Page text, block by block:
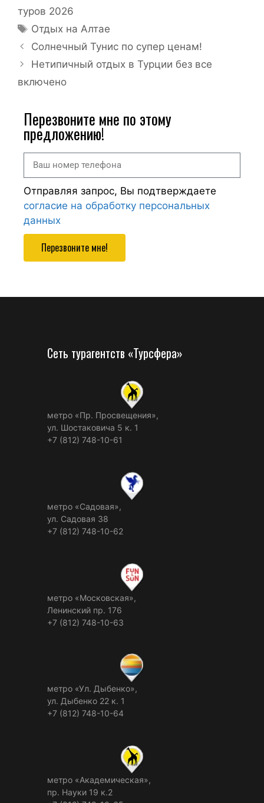
туров 2026
Отдых на Алтае
Солнечный Тунис по супер ценам!
Нетипичный отдых в Турции без все
включено
Перезвоните мне по этому
предложению!
Отправляя запрос, Вы подтверждаете
согласие на обработку персональных
данных
Перезвоните мне!
Сеть турагентств «Турсфера»
метро «Пр. Просвещения»,
ул. Шостаковича 5 к. 1
+7 (812) 748-10-61
метро «Садовая»,
ул. Садовая 38
+7 (812) 748-10-62
метро «Московская»,
Ленинский пр. 176
+7 (812) 748-10-63
метро «Ул. Дыбенко»,
ул. Дыбенко 22 к. 1
+7 (812) 748-10-64
метро «Академическая»,
пр. Науки 19 к.2